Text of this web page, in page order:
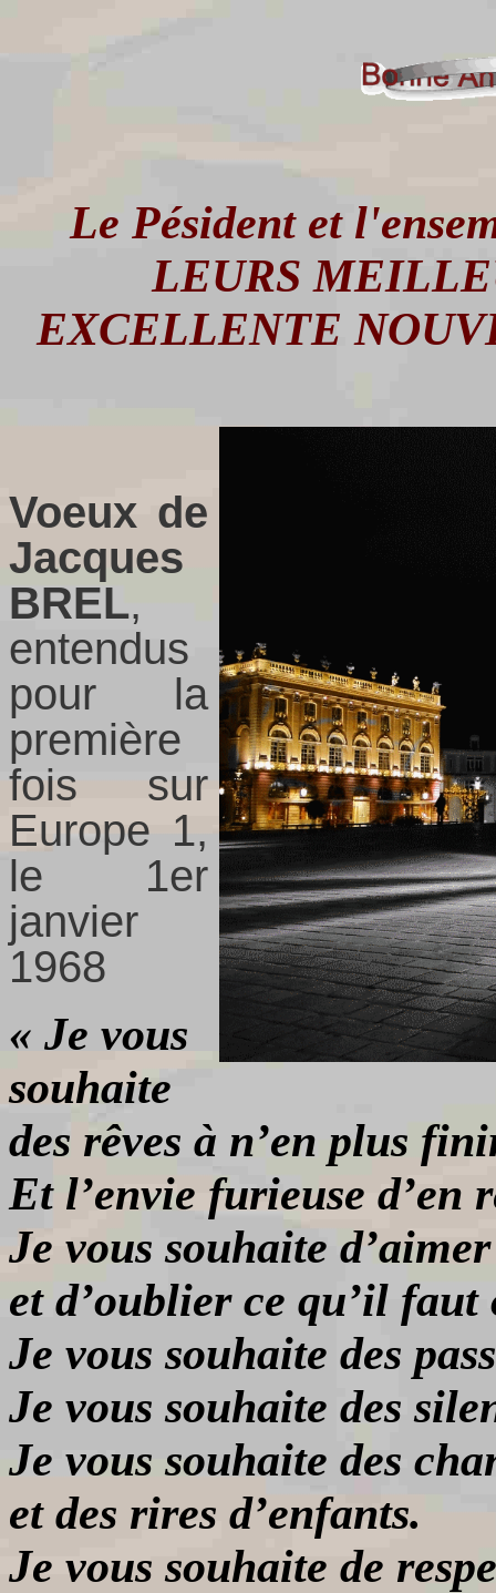
Le Pésident et
LEURS
EXCELLENTE
Voeux de
Jacques
BREL,
entendus
pour la
première
fois sur
Europe 1,
le 1er
janvier
1968
« Je vous
souhaite
des rêves à n’en plus
Et l’envie furieuse d’en
Je vous souhaite
et d’oublier ce qu’il
Je vous souhaite des
Je vous souhaite des
Je vous souhaite des
et des rires d’enfants.
Je vous souhaite de